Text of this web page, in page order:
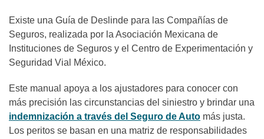
Existe una Guía de Deslinde para las Compañías de
Seguros, realizada por la Asociación Mexicana de
Instituciones de Seguros y el Centro de Experimentación y
Seguridad Vial México.
Este manual apoya a los ajustadores para conocer con
más precisión las circunstancias del siniestro y brindar una
indemnización a través del Seguro de Auto más justa.
Los peritos se basan en una matriz de responsabilidades